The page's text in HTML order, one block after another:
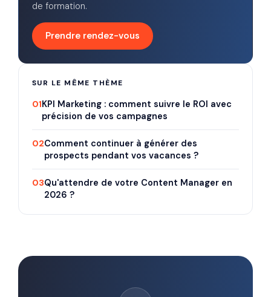
de formation.
Prendre rendez-vous
SUR LE MÊME THÈME
01KPI Marketing : comment suivre le ROI avec
précision de vos campagnes
02Comment continuer à générer des
prospects pendant vos vacances ?
03Qu'attendre de votre Content Manager en
2026 ?